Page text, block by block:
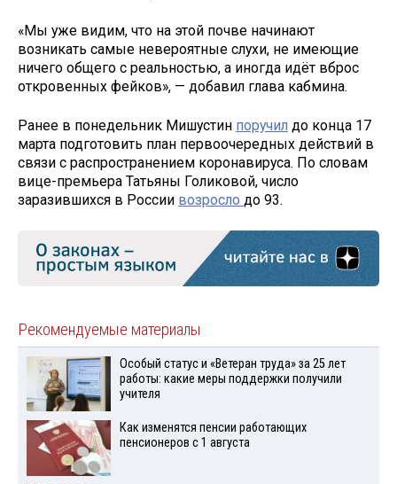
«Мы уже видим, что на этой почве начинают
возникать самые невероятные слухи, не имеющие
ничего общего с реальностью, а иногда идёт вброс
откровенных фейков», — добавил глава кабмина.
Ранее в понедельник Мишустин поручил до конца 17
марта подготовить план первоочередных действий в
связи с распространением коронавируса. По словам
вице-премьера Татьяны Голиковой, число
заразившихся в России возросло до 93.
Рекомендуемые материалы
Особый статус и «Ветеран труда» за 25 лет
работы: какие меры поддержки получили
учителя
Как изменятся пенсии работающих
пенсионеров с 1 августа